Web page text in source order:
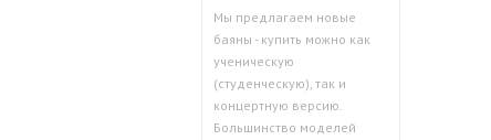
Мы предлагаем новые
баяны - купить можно как
ученическую
(студенческую), так и
концертную версию.
Большинство моделей